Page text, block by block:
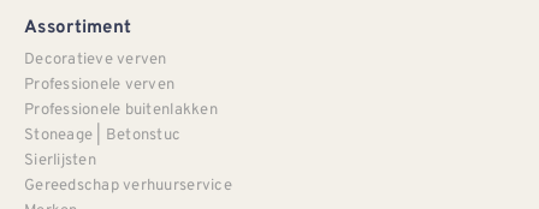
Assortiment
Decoratieve verven
Professionele verven
Professionele buitenlakken
Stoneage | Betonstuc
Sierlijsten
Gereedschap verhuurservice